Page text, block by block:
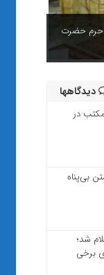
حرم حضرت
دیدگاهها
در
بی‌پناه
شد؛
برخی